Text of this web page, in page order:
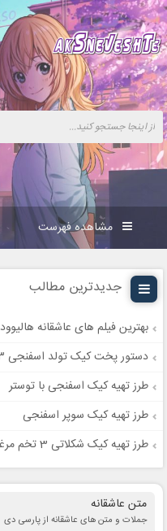
مشاهده فهرست
جدیدترین مطالب
بهترین فیلم های عاشقانه هالیوود
دستور پخت کیک تولد اسفنجی ۳ تخم مرغی
طرز تهیه کیک اسفنجی با توستر
طرز تهیه کیک سوپر اسفنجی
طرز تهیه کیک شکلاتی 3 تخم مرغی
متن عاشقانه
جملات و متن های عاشقانه از پارسی دی